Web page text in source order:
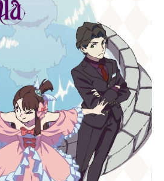
（日）～2015年1月25日（日）テレ
ビ朝日系列ほか話数全49話キャスト
愛乃めぐみ／キュアラブリー：中島
愛白雪ひめ／キュアプリンセス：潘
めぐみ大森ゆうこ／キュアハニー：
北川里奈氷川いおな／キュアフォー
チュン：戸松遥リボン：松井菜桜子
ぐらさん：小堀幸スタッフプロデュ
ーサー：土肥繁葉樹 高橋知子 柴
田宏明シリーズディレクター：長峯
達也シリーズ構成：成田良美音楽：
高木洋製作担当：山崎尊宗美術デザ
イン：増田竜太郎色彩設計：佐久間
ヨシ子キャラクターデザイン：佐藤